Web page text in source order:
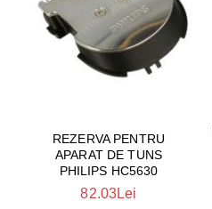
REZERVA PENTRU
APARAT DE TUNS
PHILIPS HC5630
82.03Lei